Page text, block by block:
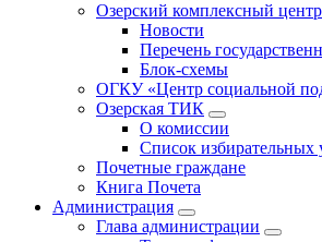
Озерский комплексный
Новости
Перечень
Блок-схемы
ОГКУ «Центр социальной
Озерская ТИК
О комиссии
Список избирательных
Почетные граждане
Книга Почета
Администрация
Глава администрации